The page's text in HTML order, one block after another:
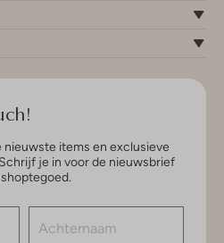
nieuwste items en exclusieve
je in voor de nieuwsbrief